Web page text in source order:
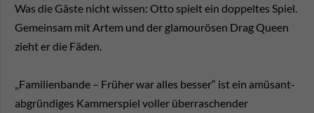
Was die Gäste nicht wissen: Otto spielt ein doppeltes Spiel.
Gemeinsam mit Artem und der glamourösen Drag Queen
zieht er die Fäden.
„Familienbande – Früher war alles besser“ ist ein amüsant-
abgründiges Kammerspiel voller überraschender